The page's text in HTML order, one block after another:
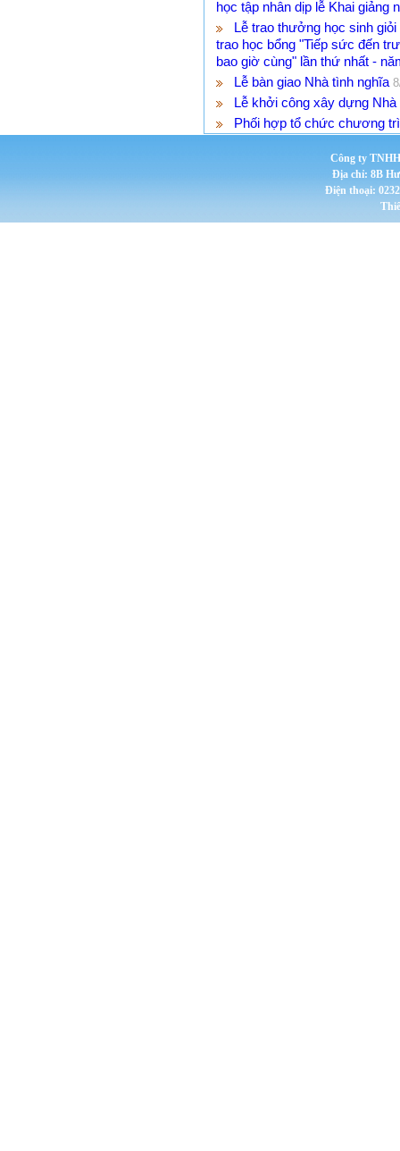
học tập nhân dịp lễ Khai giảng
Lễ trao thưởng học sinh
trao học bổng "Tiếp sức đến
bao giờ cùng" lần thứ nhất -
Lễ bàn giao Nhà tình nghĩa
Lễ khởi công xây dựng Nhà
Phối hợp tổ chức chương
Công ty
Địa chỉ: 8B
Điện thoại: